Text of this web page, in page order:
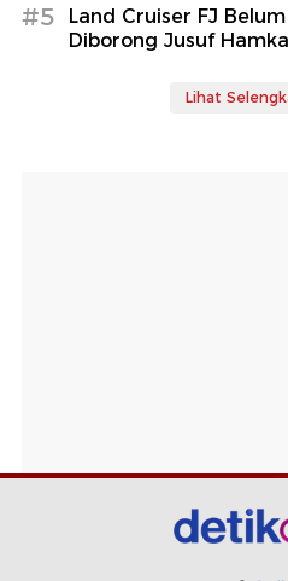
#5
Land Cruiser FJ
Diborong Jusuf
Lihat